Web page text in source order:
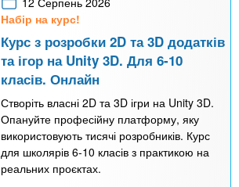
Набір на курс!
Курс з розробки 2D та 3D додатків
та ігор на Unity 3D. Для 6-10
класів. Онлайн
Створіть власні 2D та 3D ігри на Unity 3D.
Опануйте професійну платформу, яку
використовують тисячі розробників. Курс
для школярів 6-10 класів з практикою на
реальних проєктах.